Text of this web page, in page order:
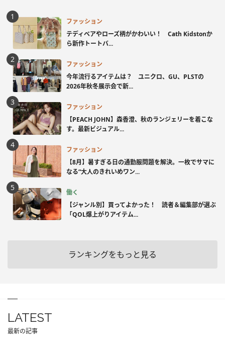
ファッション
テディベアやローズ柄がかわいい！ Cath Kidstonか
ら新作トートバ...
ファッション
今年流行るアイテムは？ ユニクロ、GU、PLSTの
2026年秋冬展示会で新...
ファッション
【PEACH JOHN】森香澄、秋のランジェリーを着こな
す。最新ビジュアル...
ファッション
【8月】暑すぎる日の通勤服問題を解決。一枚でサマに
なる“大人のきれいめワン...
働く
【ジャンル別】買ってよかった！ 読者＆編集部が選ぶ
「QOL爆上がりアイテム...
ランキングをもっと見る
LATEST
最新の記事